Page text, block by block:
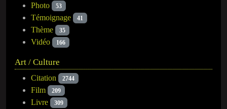
Photo 53
Témoignage 41
Thème 35
Vidéo 166
Art / Culture
Citation 2744
Film 209
Livre 309